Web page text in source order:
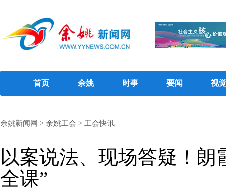
首页 余姚 时事 要闻 视
余姚新闻网 > 余姚工会 > 工会快讯
以案说法、现场答疑！朗
全课”